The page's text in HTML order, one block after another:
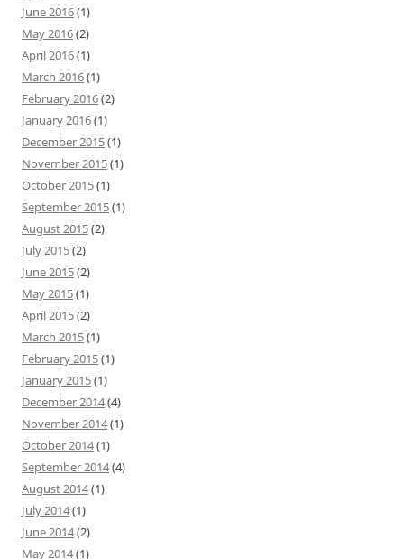
June 2016(1)
May 2016(2)
April 2016(1)
March 2016(1)
February 2016(2)
January 2016(1)
December 2015(1)
November 2015(1)
October 2015(1)
September 2015(1)
August 2015(2)
July 2015(2)
June 2015(2)
May 2015(1)
April 2015(2)
March 2015(1)
February 2015(1)
January 2015(1)
December 2014(4)
November 2014(1)
October 2014(1)
September 2014(4)
August 2014(1)
July 2014(1)
June 2014(2)
May 2014(1)